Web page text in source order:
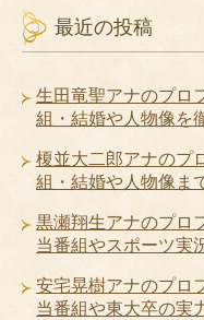
最近の投稿
生田竜聖アナのプロ
組・結婚や人物像を
榎並大二郎アナのプ
組・結婚や人物像ま
黒瀬翔生アナのプロ
当番組やスポーツ実
安宅晃樹アナのプロ
当番組や東大卒の実